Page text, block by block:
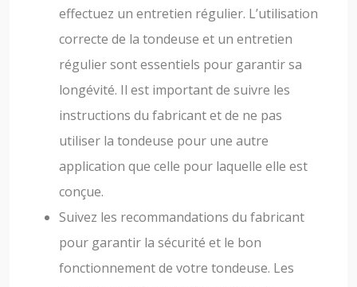
effectuez un entretien régulier. L’utilisation
correcte de la tondeuse et un entretien
régulier sont essentiels pour garantir sa
longévité. Il est important de suivre les
instructions du fabricant et de ne pas
utiliser la tondeuse pour une autre
application que celle pour laquelle elle est
conçue.
Suivez les recommandations du fabricant
pour garantir la sécurité et le bon
fonctionnement de votre tondeuse. Les